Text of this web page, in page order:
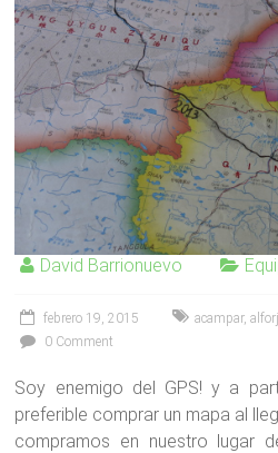
David Barrionuevo
febrero 19, 2015 acampar,
0 Comment
Soy enemigo del GPS! y a
preferible comprar un mapa al
compramos en nuestro lugar